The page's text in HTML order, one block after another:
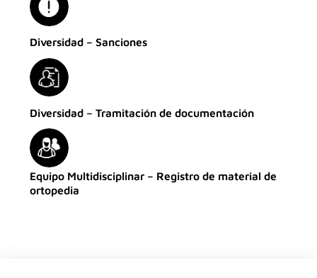
Diversidad – Sanciones
Diversidad – Tramitación de documentación
Equipo Multidisciplinar – Registro de material de
ortopedia